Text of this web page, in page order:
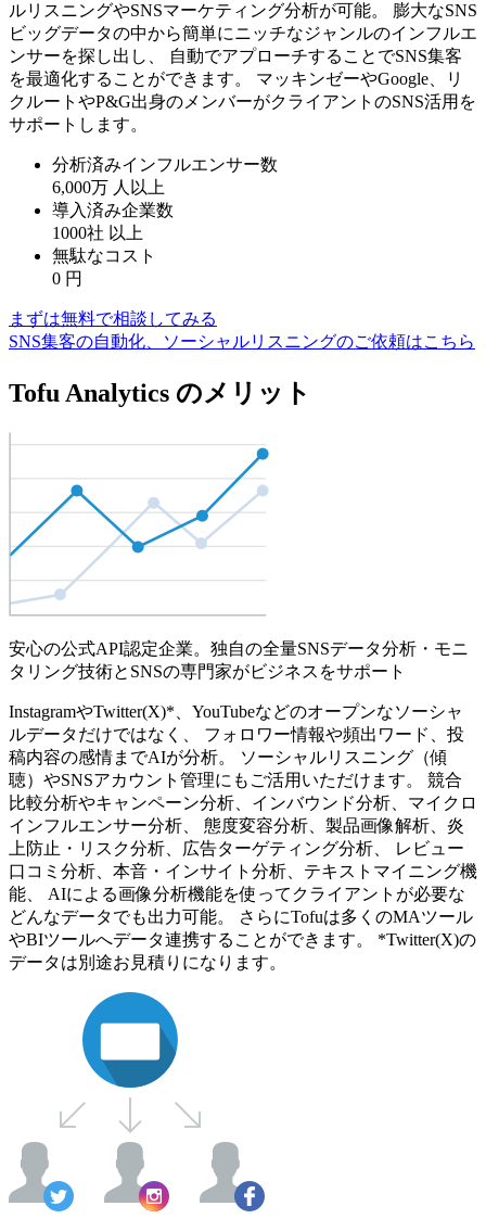
ルリスニングやSNSマーケティング分析が可能。 膨大なSNS
ビッグデータの中から簡単にニッチなジャンルのインフルエ
ンサーを探し出し、 自動でアプローチすることでSNS集客
を最適化することができます。 マッキンゼーやGoogle、リ
クルートやP&G出身のメンバーがクライアントのSNS活用を
サポートします。
分析済みインフルエンサー数
6,000万 人以上
導入済み企業数
1000社 以上
無駄なコスト
0 円
まずは無料で相談してみる
SNS集客の自動化、ソーシャルリスニングのご依頼はこちら
Tofu Analytics のメリット
安心の公式API認定企業。独自の全量SNSデータ分析・モニ
タリング技術とSNSの専門家がビジネスをサポート
InstagramやTwitter(X)*、YouTubeなどのオープンなソーシャ
ルデータだけではなく、 フォロワー情報や頻出ワード、投
稿内容の感情までAIが分析。 ソーシャルリスニング（傾
聴）やSNSアカウント管理にもご活用いただけます。 競合
比較分析やキャンペーン分析、インバウンド分析、マイクロ
インフルエンサー分析、 態度変容分析、製品画像解析、炎
上防止・リスク分析、広告ターゲティング分析、 レビュー
口コミ分析、本音・インサイト分析、テキストマイニング機
能、 AIによる画像分析機能を使ってクライアントが必要な
どんなデータでも出力可能。 さらにTofuは多くのMAツール
やBIツールへデータ連携することができます。 *Twitter(X)の
データは別途お見積りになります。